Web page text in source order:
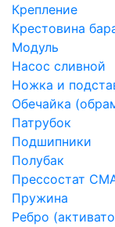
Крепление
Крестовина
Модуль
Насос сливной
Ножка и
Обечайка
Патрубок
Подшипники
Полубак
Прессостат
Пружина
Ребро